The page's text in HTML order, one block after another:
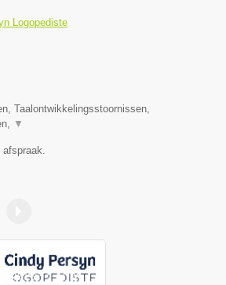
Logopediste
Taalontwikkelingsstoornissen,
▼